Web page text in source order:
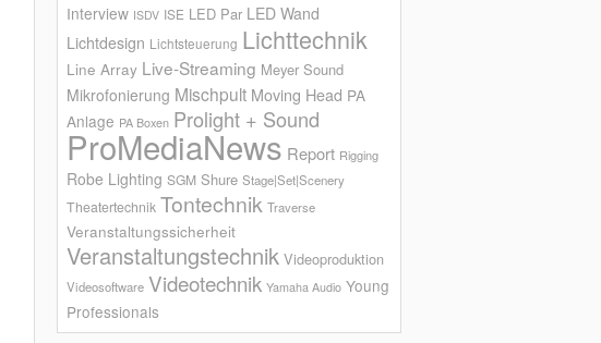
Interview ISDV ISE LED Par LED Wand
Lichtdesign Lichtsteuerung Lichttechnik
Line Array Live-Streaming Meyer Sound
Mikrofonierung Mischpult Moving Head PA
Anlage PA Boxen Prolight + Sound
ProMediaNews Report Rigging
Robe Lighting SGM Shure Stage|Set|Scenery
Theatertechnik Tontechnik Traverse
Veranstaltungssicherheit
Veranstaltungstechnik Videoproduktion
Videosoftware Videotechnik Yamaha Audio Young
Professionals